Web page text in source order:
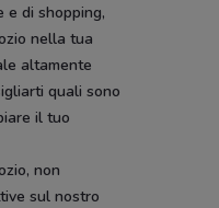
e di shopping,
nella tua
altamente
quali sono
il tuo
non
sul nostro